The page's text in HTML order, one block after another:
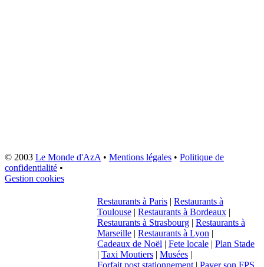
© 2003 Le Monde d'AzA • Mentions légales • Politique de
confidentialité •
Gestion cookies
Restaurants à Paris | Restaurants à
Toulouse | Restaurants à Bordeaux |
Restaurants à Strasbourg | Restaurants à
Marseille | Restaurants à Lyon |
Cadeaux de Noël | Fete locale | Plan Stade
| Taxi Moutiers | Musées |